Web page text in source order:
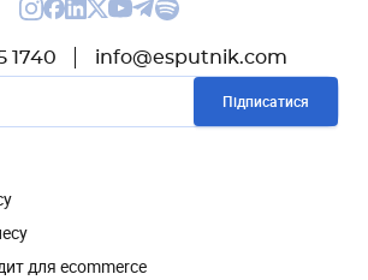
1740 info@esputnik.com
Підписатися
для ecommerce